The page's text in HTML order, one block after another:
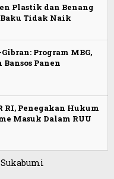
Plastik dan Benang
Tidak Naik
Program MBG,
Panen
RI, Penegakan Hukum
Masuk Dalam RUU